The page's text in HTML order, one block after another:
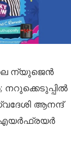
ന്യുജെന്‍
ആനന്ദ്
എയര്‍ഫ്രയര്‍